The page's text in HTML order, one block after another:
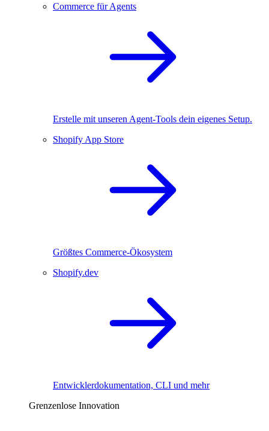
Commerce für Agents
Erstelle mit unseren Agent-Tools dein eigenes Setup.
Shopify App Store
Größtes Commerce-Ökosystem
Shopify.dev
Entwicklerdokumentation, CLI und mehr
Grenzenlose Innovation